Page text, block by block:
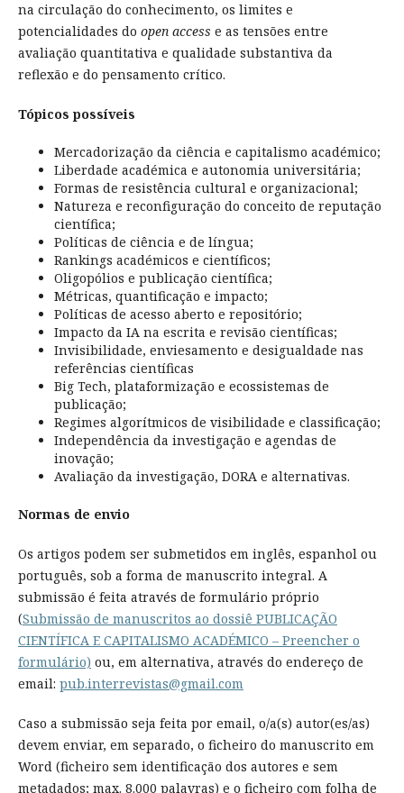
na circulação do conhecimento, os limites e
potencialidades do open access e as tensões entre
avaliação quantitativa e qualidade substantiva da
reflexão e do pensamento crítico.
Tópicos possíveis
Mercadorização da ciência e capitalismo académico;
Liberdade académica e autonomia universitária;
Formas de resistência cultural e organizacional;
Natureza e reconfiguração do conceito de reputação
científica;
Políticas de ciência e de língua;
Rankings académicos e científicos;
Oligopólios e publicação científica;
Métricas, quantificação e impacto;
Políticas de acesso aberto e repositório;
Impacto da IA na escrita e revisão científicas;
Invisibilidade, enviesamento e desigualdade nas
referências científicas
Big Tech, plataformização e ecossistemas de
publicação;
Regimes algorítmicos de visibilidade e classificação;
Independência da investigação e agendas de
inovação;
Avaliação da investigação, DORA e alternativas.
Normas de envio
Os artigos podem ser submetidos em inglês, espanhol ou
português, sob a forma de manuscrito integral. A
submissão é feita através de formulário próprio
(Submissão de manuscritos ao dossiê PUBLICAÇÃO
CIENTÍFICA E CAPITALISMO ACADÉMICO – Preencher o
formulário) ou, em alternativa, através do endereço de
email: pub.interrevistas@gmail.com
Caso a submissão seja feita por email, o/a(s) autor(es/as)
devem enviar, em separado, o ficheiro do manuscrito em
Word (ficheiro sem identificação dos autores e sem
metadados; max. 8.000 palavras) e o ficheiro com folha de